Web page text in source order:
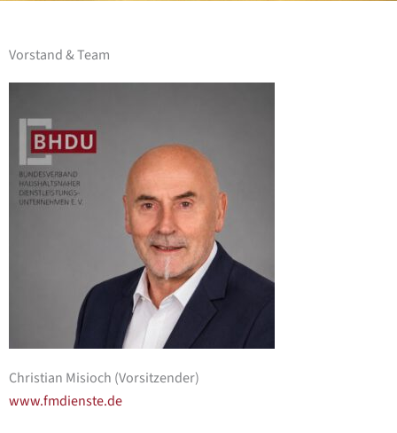
Vorstand & Team
Christian Misioch (Vorsitzender)
www.fmdienste.de